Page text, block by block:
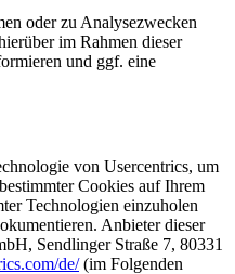
oder zu Analysezwecken
im Rahmen dieser
und ggf. eine
von Usercentrics, um
Cookies auf Ihrem
Technologien einzuholen
Anbieter dieser
Sendlinger Straße 7, 80331
de/(im Folgenden